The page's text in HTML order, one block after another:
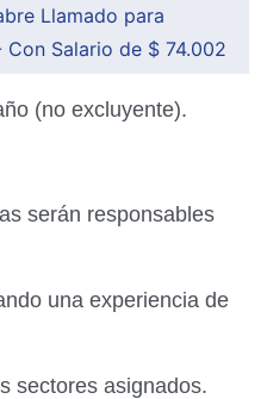
Llamado para
Salario de $ 74.002
(no excluyente).
serán responsables
una experiencia de
sectores asignados.